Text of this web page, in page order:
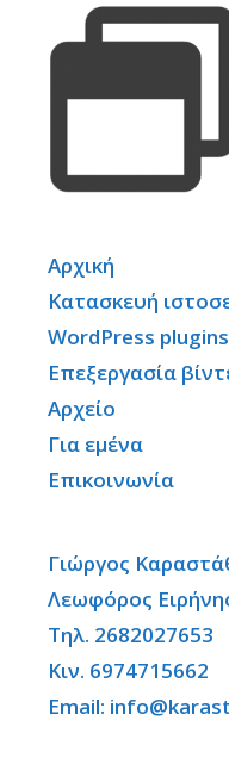
Αρχική
Κατασκευή
WordPress plugins
Επεξεργασία
Αρχείο
Για εμένα
Επικοινωνία
Γιώργος
Λεωφόρος
Τηλ. 2682027653
Κιν. 6974715662
Email: